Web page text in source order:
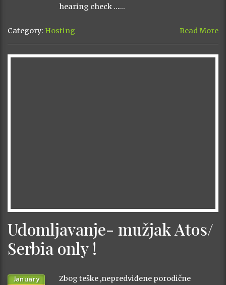
hearing check ……
Category: Hosting Read More
Udomljavanje- mužjak Atos/
Serbia only !
January
Zbog teške ,nepredviđene porodične